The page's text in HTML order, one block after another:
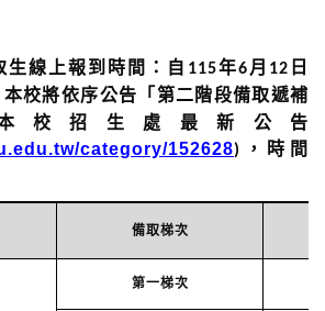
線上報到時間： 自 115年6 月 12 日
本校將依序公告「第二階段備取遞補
校招生處最新公告
category/152628)
，時間
備取梯次
第一梯次